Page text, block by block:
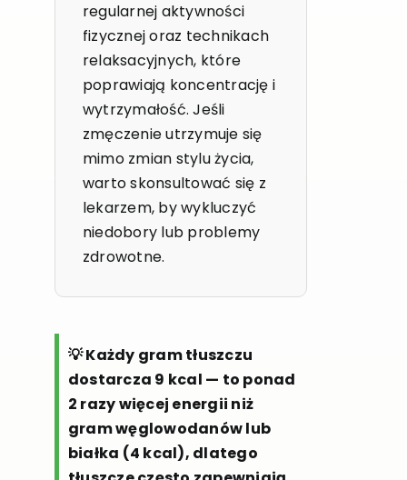
regularnej aktywności
fizycznej oraz technikach
relaksacyjnych, które
poprawiają koncentrację i
wytrzymałość. Jeśli
zmęczenie utrzymuje się
mimo zmian stylu życia,
warto skonsultować się z
lekarzem, by wykluczyć
niedobory lub problemy
zdrowotne.
💡 Każdy gram tłuszczu
dostarcza 9 kcal — to ponad
2 razy więcej energii niż
gram węglowodanów lub
białka (4 kcal), dlatego